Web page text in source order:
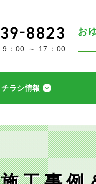
9：00 ～ 17：00
お
チラシ情報